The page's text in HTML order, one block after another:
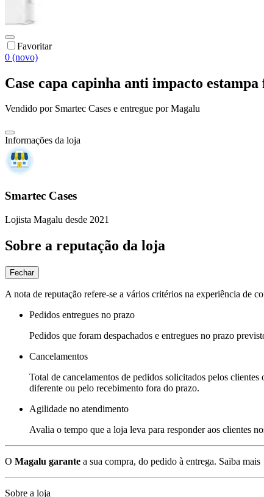
Favoritar
0 (novo)
Case capa capinha anti impacto
Vendido por Smartec Cases e entregue por Magalu
Informações da loja
Smartec Cases
Lojista Magalu desde 2021
Sobre a reputação da loja
Fechar
A nota de reputação refere-se a vários critérios na experiência de
Pedidos entregues no prazo
Pedidos que foram despachados e entregues no prazo
Cancelamentos
Total de cancelamentos de pedidos solicitados pelos
diferente ou pelo recebimento fora do prazo.
Agilidade no atendimento
Avalia o tempo que a loja leva para responder aos clientes
O Magalu garante a sua compra, do pedido à entrega. Saiba mais
Sobre a loja